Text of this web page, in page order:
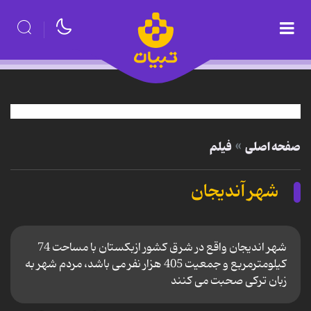
صفحه اصلی فیلم
شهر آندیجان
شهر اندیجان واقع در شرق کشور ازبکستان با مساحت 74
کیلومترمربع و جمعیت 405 هزار نفر می باشد، مردم شهر به
زبان ترکی صحبت می کنند